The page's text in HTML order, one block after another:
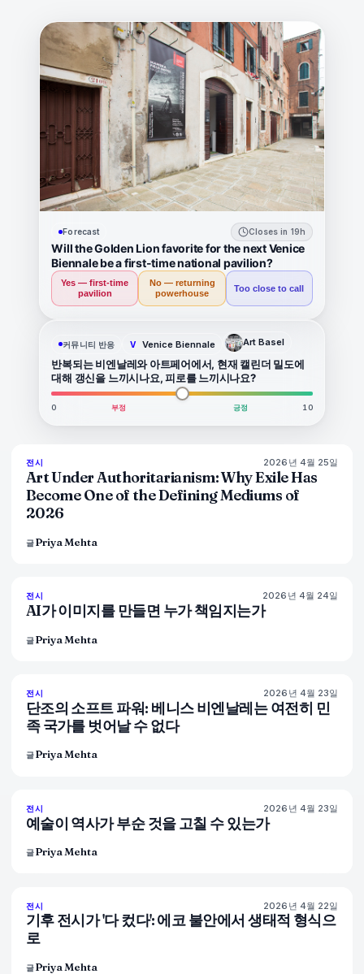
Forecast Closes in 19h
Will the Golden Lion favorite for the next Venice
Biennale be a first-time national pavilion?
Yes — first-time
pavilion
No — returning
powerhouse
Too close to call
커뮤니티 반응 V Venice Biennale Art Basel
반복되는 비엔날레와 아트페어에서, 현재 캘린더 밀도에
대해 갱신을 느끼시나요, 피로를 느끼시나요?
0 부정 긍정 10
77% 64
전시 2026년 4월 25일
Art Under Authoritarianism: Why Exile Has
Become One of the Defining Mediums of
2026
글Priya Mehta
76% 69
전시 2026년 4월 24일
AI가 이미지를 만들면 누가 책임지는가
글Priya Mehta
78% 88
전시 2026년 4월 23일
단조의 소프트 파워: 베니스 비엔날레는 여전히 민
족 국가를 벗어날 수 없다
글Priya Mehta
79% 56
전시 2026년 4월 23일
예술이 역사가 부순 것을 고칠 수 있는가
글Priya Mehta
74% 44
전시 2026년 4월 22일
기후 전시가 '다 컸다': 에코 불안에서 생태적 형식으
로
글Priya Mehta